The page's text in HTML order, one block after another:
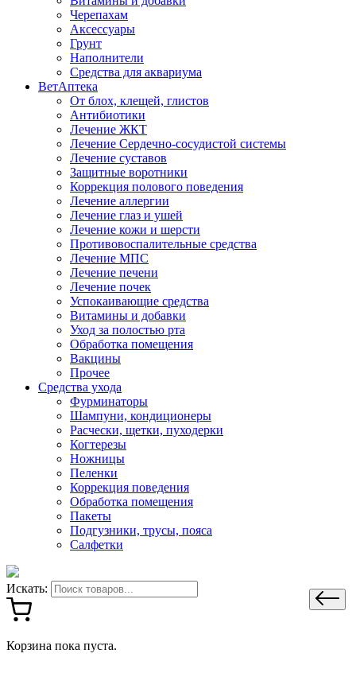
Черепахам
Аксессуары
Грунт
Наполнители
Средства для аквариума
ВетАптека
От блох, клещей, глистов
Антибиотики
Лечение ЖКТ
Лечение Сердечно-сосудистой системы
Лечение суставов
Защитные воротники
Коррекция полового поведения
Лечение аллергии
Лечение глаз и ушей
Лечение кожи и шерсти
Противовоспалительные средства
Лечение МПС
Лечение печени
Лечение почек
Успокаивающие средства
Витамины и добавки
Уход за полостью рта
Обработка помещения
Вакцины
Прочее
Средства ухода
Фурминаторы
Шампуни, кондиционеры
Расчески, щетки, пуходерки
Когтерезы
Ножницы
Пеленки
Коррекция поведения
Обработка помещения
Пакеты
Подгузники, трусы, пояса
Салфетки
Искать:
Корзина пока пуста.